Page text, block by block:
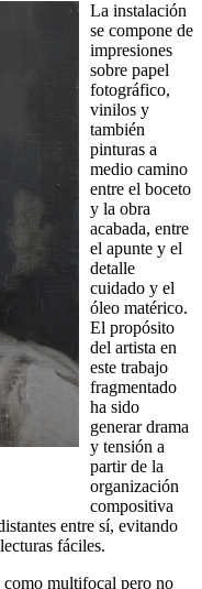
La instalación
se compone de
impresiones
sobre papel
fotográfico,
vinilos y
también
pinturas a
medio camino
entre el boceto
y la obra
acabada, entre
el apunte y el
detalle
cuidado y el
óleo matérico.
El propósito
del artista en
este trabajo
fragmentado
ha sido
generar drama
y tensión a
partir de la
organización
compositiva
entre sí, evitando
fáciles.
como multifocal pero no